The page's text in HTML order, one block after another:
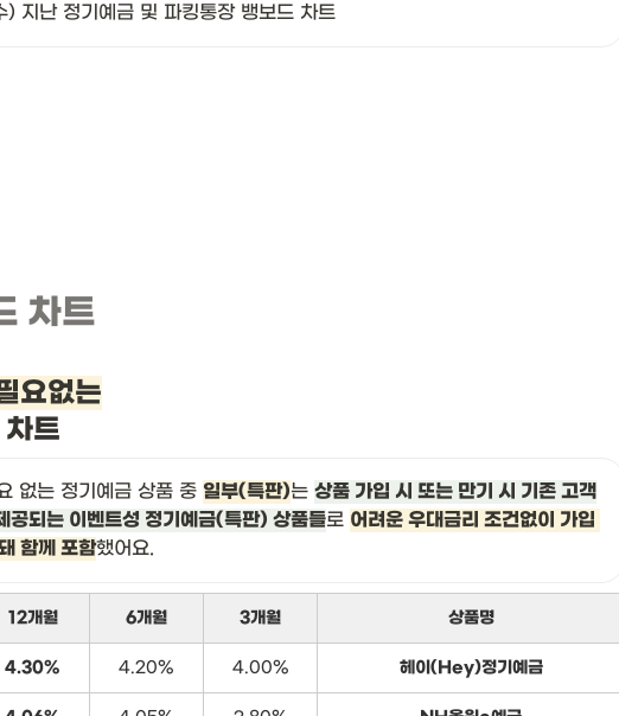
지난 정기예금 및 파킹통장 뱅보드 차트
차트
요없는
트
없는 정기예금 상품 중 일부(특판)는 상품 가입 시 또는 만기 시 기존 고객
공되는 이벤트성 정기예금(특판) 상품들로 어려운 우대금리 조건없이 가입
함께 포함했어요.
12개월 6개월 3개월 상품명
4.30% 4.20% 4.00% 헤이(Hey)정기예금